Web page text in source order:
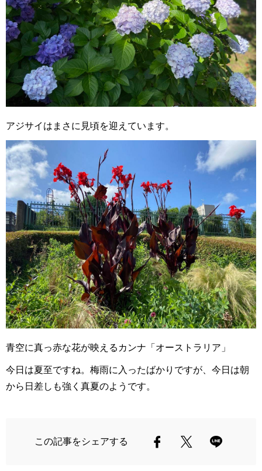
アジサイはまさに見頃を迎えています。
青空に真っ赤な花が映えるカンナ「オーストラリア」
今日は夏至ですね。梅雨に入ったばかりですが、今日は朝
から日差しも強く真夏のようです。
この記事をシェアする